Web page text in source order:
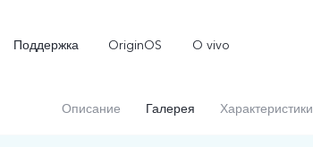
Поддержка OriginOS O vivo
Описание Галерея Характеристики